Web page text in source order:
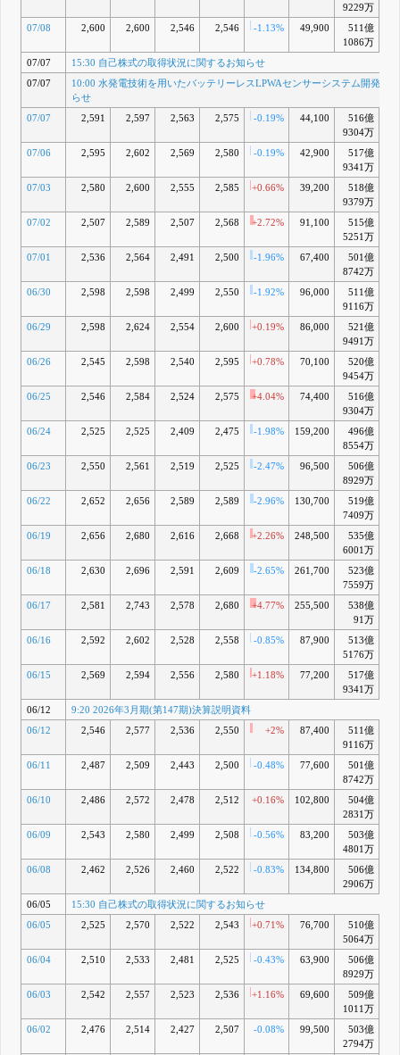
9229万
07/08 2,600 2,600 2,546 2,546 -1.13% 49,900
511億
1086万
07/07
15:30 自己株式の取得状況に関するお知らせ
07/07
10:00 水発電技術を用いたバッテリーレスLPWAセンサーシステム開発の
らせ
07/07
2,591 2,597 2,563 2,575 -0.19% 44,100
516億
9304万
07/06 2,595 2,602 2,569 2,580 -0.19% 42,900
517億
9341万
07/03 2,580 2,600 2,555 2,585 +0.66% 39,200
518億
9379万
07/02 2,507 2,589 2,507 2,568 +2.72% 91,100
515億
5251万
07/01 2,536 2,564 2,491 2,500 -1.96% 67,400
501億
8742万
06/30 2,598 2,598 2,499 2,550 -1.92% 96,000
511億
9116万
06/29 2,598 2,624 2,554 2,600 +0.19% 86,000
521億
9491万
06/26 2,545 2,598 2,540 2,595 +0.78% 70,100
520億
9454万
06/25 2,546 2,584 2,524 2,575 +4.04% 74,400
516億
9304万
06/24 2,525 2,525 2,409 2,475 -1.98% 159,200
496億
8554万
06/23 2,550 2,561 2,519 2,525 -2.47% 96,500
506億
8929万
06/22 2,652 2,656 2,589 2,589 -2.96% 130,700
519億
7409万
06/19 2,656 2,680 2,616 2,668 +2.26% 248,500
535億
6001万
06/18 2,630 2,696 2,591 2,609 -2.65% 261,700
523億
7559万
06/17 2,581 2,743 2,578 2,680 +4.77% 255,500
538億
91万
06/16 2,592 2,602 2,528 2,558 -0.85% 87,900
513億
5176万
06/15 2,569 2,594 2,556 2,580 +1.18% 77,200
517億
9341万
06/12
9:20 2026年3月期(第147期)決算説明資料
06/12
2,546 2,577 2,536 2,550 +2% 87,400
511億
9116万
06/11 2,487 2,509 2,443 2,500 -0.48% 77,600
501億
8742万
06/10 2,486 2,572 2,478 2,512 +0.16% 102,800
504億
2831万
06/09 2,543 2,580 2,499 2,508 -0.56% 83,200
503億
4801万
06/08 2,462 2,526 2,460 2,522 -0.83% 134,800
506億
2906万
06/05
15:30 自己株式の取得状況に関するお知らせ
06/05
2,525 2,570 2,522 2,543 +0.71% 76,700
510億
5064万
06/04 2,510 2,533 2,481 2,525 -0.43% 63,900
506億
8929万
06/03 2,542 2,557 2,523 2,536 +1.16% 69,600
509億
1011万
06/02 2,476 2,514 2,427 2,507 -0.08% 99,500
503億
2794万